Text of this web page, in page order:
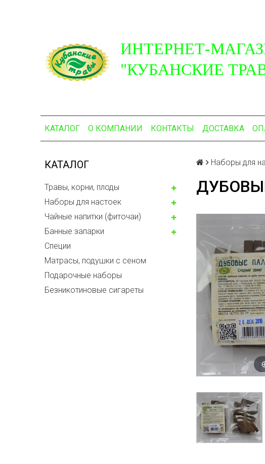
ИНТЕРНЕТ-
"КУБАНСКИЕ
КАТАЛОГ О КОМПАНИИ КОНТАКТЫ ДОСТАВКА
КАТАЛОГ
Травы, корни, плоды
Наборы для настоек
Чайные напитки (фиточаи)
Банные запарки
Специи
Матрасы, подушки с сеном
Подарочные наборы
Безникотиновые сигареты
Наборы для